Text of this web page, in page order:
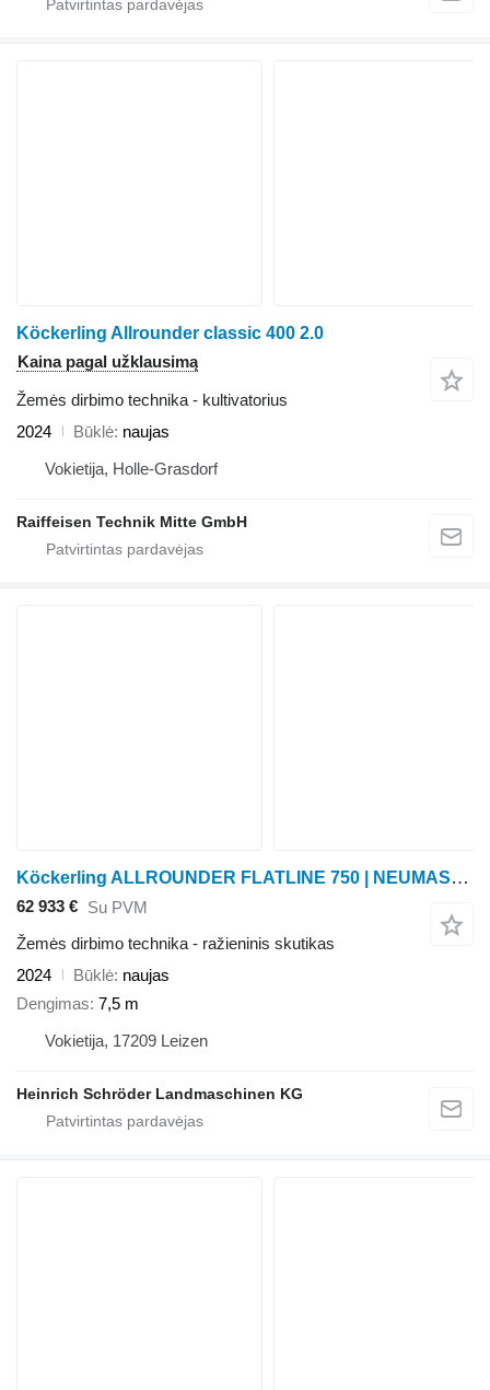
Köckerling Allrounder classic 400 2.0
Kaina pagal užklausimą
Žemės dirbimo technika - kultivatorius
2024
Būklė naujas
Vokietija, Holle-Grasdorf
Raiffeisen Technik Mitte GmbH
Köckerling ALLROUNDER FLATLINE 750 | NEUMASCHINE
62 933 € Su PVM
Žemės dirbimo technika - ražieninis skutikas
2024
Būklė naujas
Dengimas 7,5 m
Vokietija, 17209 Leizen
Heinrich Schröder Landmaschinen KG